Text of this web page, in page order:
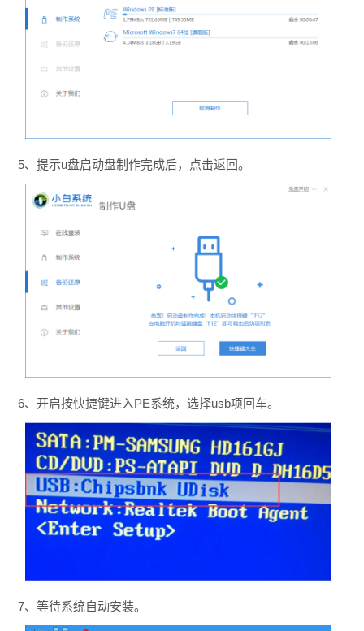
5、提示u盘启动盘制作完成后，点击返回。
6、开启按快捷键进入PE系统，选择usb项回车。
7、等待系统自动安装。